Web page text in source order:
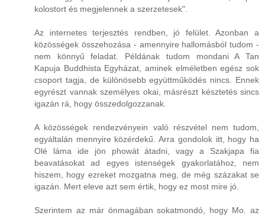
kolostort és megjelennek a szerzetesek".
Az internetes terjesztés rendben, jó felület. Azonban a
közösségek összehozása - amennyire hallomásból tudom -
nem könnyű feladat. Példának tudom mondani A Tan
Kapuja Buddhista Egyházat, aminek elméletben egész sok
csoport tagja, de különösebb együttműködés nincs. Ennek
egyrészt vannak személyes okai, másrészt késztetés sincs
igazán rá, hogy összedolgozzanak.
A közösségek rendezvényein való részvétel nem tudom,
egyáltalán mennyire közérdekű. Arra gondolok itt, hogy ha
Olé láma ide jön phowát átadni, vagy a Szakjapa fia
beavatásokat ad egyes istenségek gyakorlatához, nem
hiszem, hogy ezreket mozgatna meg, de még százakat se
igazán. Mert eleve azt sem értik, hogy ez most mire jó.
Szerintem az már önmagában sokatmondó, hogy Mo. az